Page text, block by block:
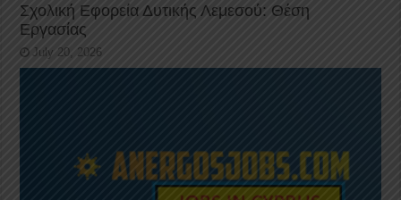
Σχολική Εφορεία Δυτικής Λεμεσού: Θέση
Εργασίας
July 20, 2026